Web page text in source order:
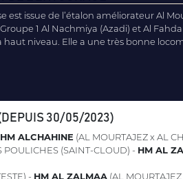
est issue de l’étalon améliorateur Al
1 Al Nachmiya (Azadi) et Al Fahda
niveau. Elle a une très bonne
30/05/2023)
HM ALCHAHINE (AL MOURTAJEZ x AL
(SAINT-CLOUD) - HM AL
- HM AL ZALMAA(AL